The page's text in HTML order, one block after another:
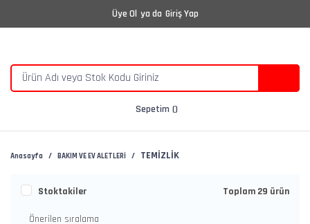
Üye Ol ya da Giriş Yap
Sepetim
Anasayfa BAKIM VE EV ALETLERİ TEMİZLİK
Stoktakiler Toplam 29 ürün